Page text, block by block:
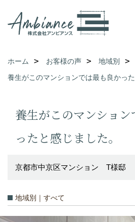
ホーム お客様の声 地域別
養生がこのマンションでは最も良かった
養生がこのマンショ
ったと感じました。
京都市中京区マンション T様邸
地域別｜すべて